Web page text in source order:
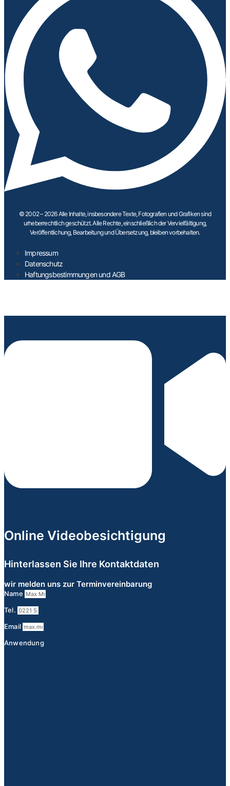
© 2002 – 2026 Alle Inhalte, insbesondere Texte, Fotografien und Grafiken sind
urheberrechtlich geschützt. Alle Rechte, einschließlich der Vervielfältigung,
Veröffentlichung, Bearbeitung und Übersetzung, bleiben vorbehalten.
Impressum
Datenschutz
Haftungsbestimmungen und AGB
Online Videobesichtigung
Hinterlassen Sie Ihre Kontaktdaten
wir melden uns zur Terminvereinbarung
Name
Tel.
Email
Anwendung